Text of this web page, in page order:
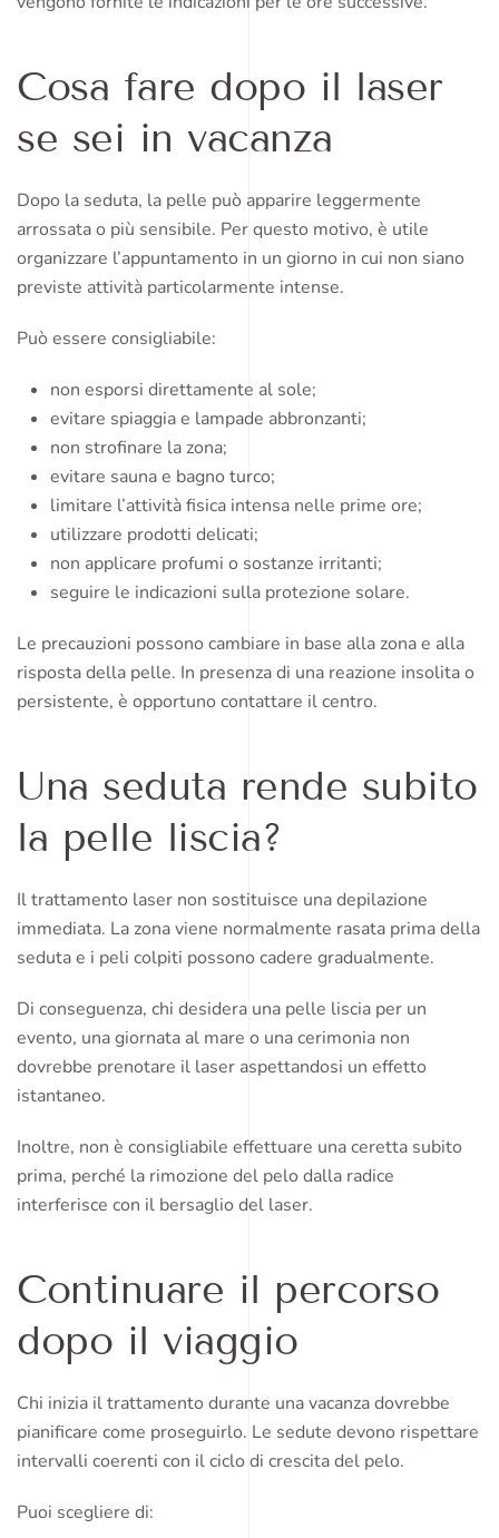
Cosa fare dopo il laser
se sei in vacanza
Dopo la seduta, la pelle può apparire leggermente
arrossata o più sensibile. Per questo motivo, è utile
organizzare l’appuntamento in un giorno in cui non siano
previste attività particolarmente intense.
Può essere consigliabile:
non esporsi direttamente al sole;
evitare spiaggia e lampade abbronzanti;
non strofinare la zona;
evitare sauna e bagno turco;
limitare l’attività fisica intensa nelle prime ore;
utilizzare prodotti delicati;
non applicare profumi o sostanze irritanti;
seguire le indicazioni sulla protezione solare.
Le precauzioni possono cambiare in base alla zona e alla
risposta della pelle. In presenza di una reazione insolita o
persistente, è opportuno contattare il centro.
Una seduta rende subito
la pelle liscia?
Il trattamento laser non sostituisce una depilazione
immediata. La zona viene normalmente rasata prima della
seduta e i peli colpiti possono cadere gradualmente.
Di conseguenza, chi desidera una pelle liscia per un
evento, una giornata al mare o una cerimonia non
dovrebbe prenotare il laser aspettandosi un effetto
istantaneo.
Inoltre, non è consigliabile effettuare una ceretta subito
prima, perché la rimozione del pelo dalla radice
interferisce con il bersaglio del laser.
Continuare il percorso
dopo il viaggio
Chi inizia il trattamento durante una vacanza dovrebbe
pianificare come proseguirlo. Le sedute devono rispettare
intervalli coerenti con il ciclo di crescita del pelo.
Puoi scegliere di: